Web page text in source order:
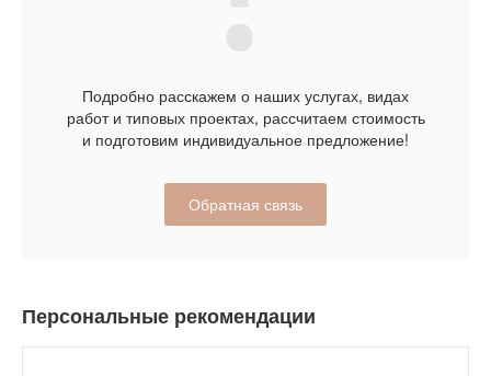
Подробно расскажем о наших услугах, видах
работ и типовых проектах, рассчитаем стоимость
и подготовим индивидуальное предложение!
Обратная связь
Персональные рекомендации